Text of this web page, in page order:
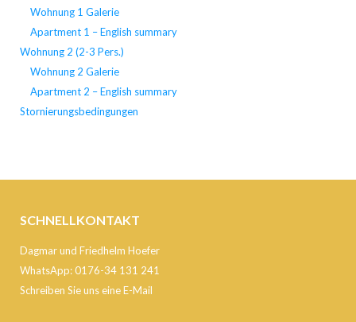
Wohnung 1 Galerie
Apartment 1 – English summary
Wohnung 2 (2-3 Pers.)
Wohnung 2 Galerie
Apartment 2 – English summary
Stornierungsbedingungen
SCHNELLKONTAKT
Dagmar und Friedhelm Hoefer
WhatsApp: 0176-34 131 241
Schreiben Sie uns eine E-Mail